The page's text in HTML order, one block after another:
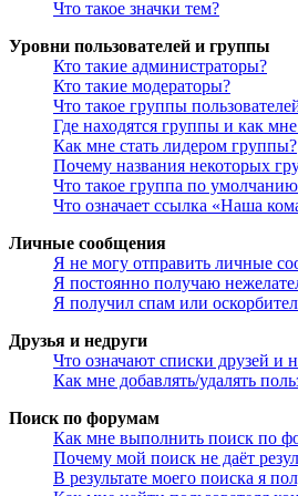
Что такое значки тем?
Уровни пользователей и группы
Кто такие администраторы?
Кто такие модераторы?
Что такое группы
Где находятся группы и как
Как мне стать лидером группы?
Почему названия некоторых
Что такое группа по
Что означает ссылка «Наша
Личные сообщения
Я не могу отправить личные
Я постоянно получаю
Я получил спам или
Друзья и недруги
Что означают списки друзей и
Как мне добавлять/удалять
Поиск по форумам
Как мне выполнить поиск по
Почему мой поиск не даёт
В результате моего поиска я